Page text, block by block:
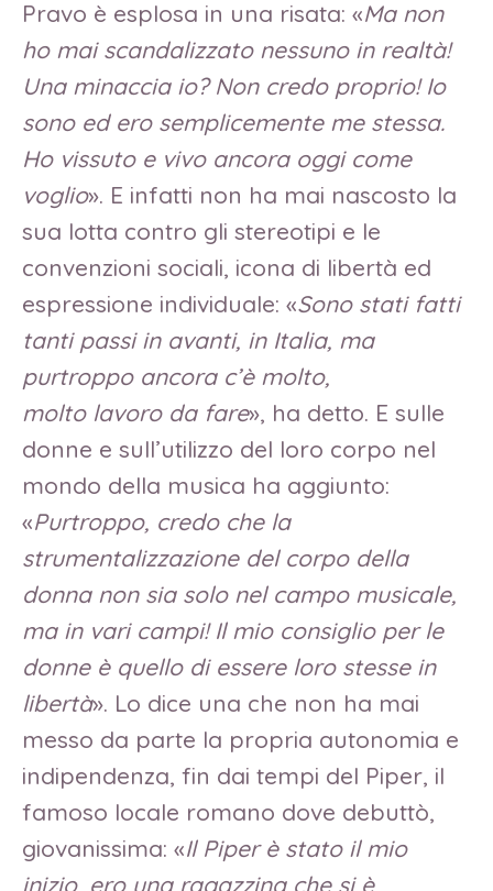
Pravo è esplosa in una risata: «Ma non
ho mai scandalizzato nessuno in realtà!
Una minaccia io? Non credo proprio! Io
sono ed ero semplicemente me stessa.
Ho vissuto e vivo ancora oggi come
voglio». E infatti non ha mai nascosto la
sua lotta contro gli stereotipi e le
convenzioni sociali, icona di libertà ed
espressione individuale: «Sono stati fatti
tanti passi in avanti, in Italia, ma
purtroppo ancora c’è molto,
molto lavoro da fare», ha detto. E sulle
donne e sull’utilizzo del loro corpo nel
mondo della musica ha aggiunto:
«Purtroppo, credo che la
strumentalizzazione del corpo della
donna non sia solo nel campo musicale,
ma in vari campi! Il mio consiglio per le
donne è quello di essere loro stesse in
libertà». Lo dice una che non ha mai
messo da parte la propria autonomia e
indipendenza, fin dai tempi del Piper, il
famoso locale romano dove debuttò,
giovanissima: «Il Piper è stato il mio
inizio, ero una ragazzina che si è